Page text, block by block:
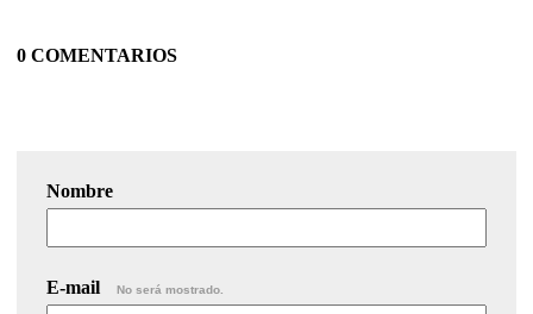
0 COMENTARIOS
Nombre
E-mail No será mostrado.